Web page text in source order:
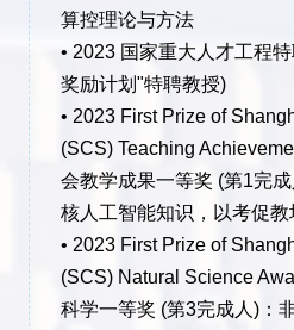
算控理论与方法
• 2023 国家重大人才工程
奖励计划"特聘教授)
• 2023 First Prize of
(SCS) Teaching
会教学成果一等奖 (第1完
核人工智能知识，以考促
• 2023 First Prize of
(SCS) Natural Science
科学一等奖 (第3完成人)：